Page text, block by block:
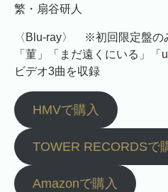
繁・扇谷研人
〈Blu-ray〉 ※初回限定盤の
「菫」「まだ遠くにいる」
ビデオ3曲を収録
HMVで購入
TOWER RECORDSで
Amazonで購入